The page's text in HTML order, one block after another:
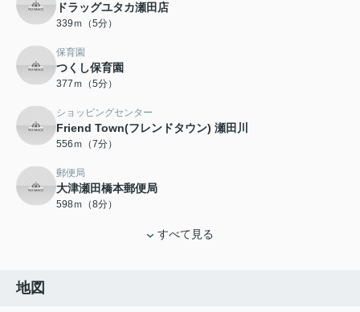
ドラッグユタカ瀬田店
339ｍ（5分）
保育園
つくし保育園
377ｍ（5分）
ショッピングセンター
Friend Town(フレンドタウン) 瀬田川
556ｍ（7分）
郵便局
大津瀬田橋本郵便局
598ｍ（8分）
すべて見る
地図